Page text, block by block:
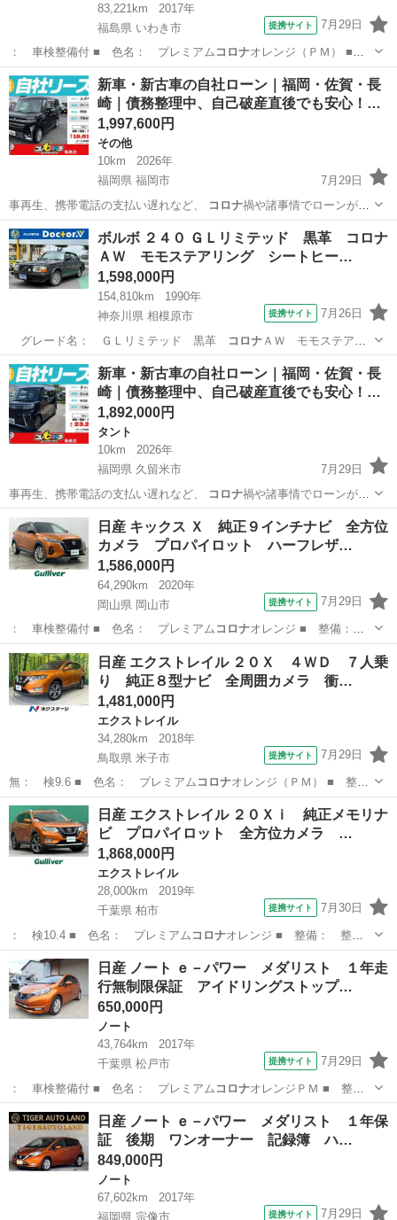
83,221km
2017年
福島県 いわき市
提携サイト 7月29日
： 車検整備付 ■ 色名： プレミアム コロナオレンジ（ＰＭ） ■
整備： 整備付 …
福島 いわき市 ノート
新車・新古車の自社ローン｜福岡・佐賀・長
崎｜債務整理中、自己破産直後でも安心！…
1,997,600円
その他
10km
2026年
福岡県 福岡市
7月29日
事再生、携帯電話の支払い遅れなど、
コロナ禍や諸事情でローンが組
めなくなった方の…
福岡 福岡市 その他
ボルボ ２４０ ＧＬリミテッド 黒革 コロナ
ＡＷ モモステアリング シートヒー…
1,598,000円
154,810km
1990年
神奈川県 相模原市
提携サイト 7月26日
グレード名： ＧＬリミテッド 黒革 コロナＡＷ モモステアリ
ング シートヒーター…
神奈川 相模原市 ボルボ（Volvo）
新車・新古車の自社ローン｜福岡・佐賀・長
崎｜債務整理中、自己破産直後でも安心！…
1,892,000円
タント
10km
2026年
福岡県 久留米市
7月29日
事再生、携帯電話の支払い遅れなど、
コロナ禍や諸事情でローンが組
めなくなった方の…
福岡 久留米市 タント
日産 キックス Ｘ 純正９インチナビ 全方位
カメラ プロパイロット ハーフレザ…
1,586,000円
64,290km
2020年
岡山県 岡山市
提携サイト 7月29日
： 車検整備付 ■ 色名： プレミアム コロナオレンジ ■ 整備：
整備付 ■ 保証…
岡山 岡山市 日産
日産 エクストレイル ２０Ｘ ４ＷＤ ７人乗
り 純正８型ナビ 全周囲カメラ 衝…
1,481,000円
エクストレイル
34,280km
2018年
鳥取県 米子市
提携サイト 7月29日
無： 検9.6 ■ 色名： プレミアム コロナオレンジ（ＰＭ） ■ 整
備： 整備付 …
鳥取 米子市 エクストレイル
日産 エクストレイル ２０Ｘｉ 純正メモリナ
ビ プロパイロット 全方位カメラ …
1,868,000円
エクストレイル
28,000km
2019年
千葉県 柏市
提携サイト 7月30日
： 検10.4 ■ 色名： プレミアム コロナオレンジ ■ 整備： 整備
付 ■ 保証…
千葉 柏市 エクストレイル
日産 ノート ｅ－パワー メダリスト １年走
行無制限保証 アイドリングストップ…
650,000円
ノート
43,764km
2017年
千葉県 松戸市
提携サイト 7月29日
： 車検整備付 ■ 色名： プレミアム コロナオレンジＰＭ ■ 整
備： 整備付 ■ …
千葉 松戸市 ノート
日産 ノート ｅ－パワー メダリスト １年保
証 後期 ワンオーナー 記録簿 ハ…
849,000円
ノート
67,602km
2017年
福岡県 宗像市
提携サイト 7月29日